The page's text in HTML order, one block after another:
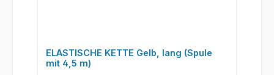
ELASTISCHE KETTE Gelb, lang (Spule
mit 4,5 m)